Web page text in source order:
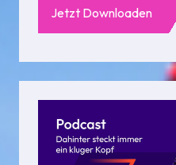
Jetzt Downloaden